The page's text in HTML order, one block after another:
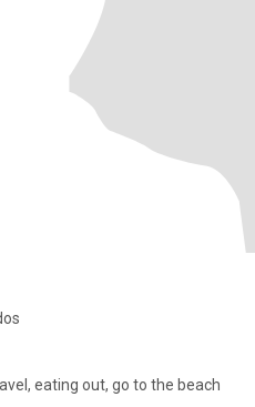
eating out, go to the beach